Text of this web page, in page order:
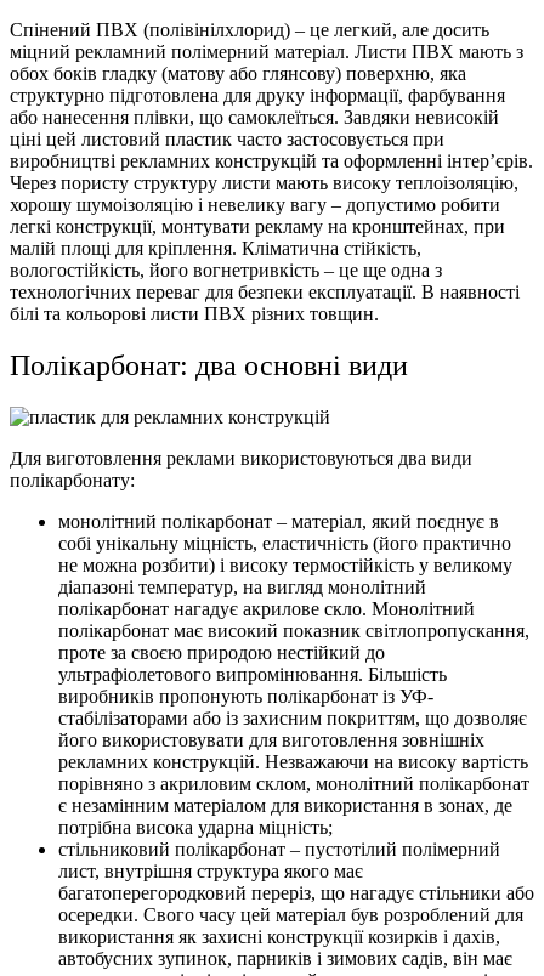
Спінений ПВХ (полівінілхлорид) – це легкий, але досить
міцний рекламний полімерний матеріал. Листи ПВХ мають з
обох боків гладку (матову або глянсову) поверхню, яка
структурно підготовлена ​​для друку інформації, фарбування
або нанесення плівки, що самоклеїться. Завдяки невисокій
ціні цей листовий пластик часто застосовується при
виробництві рекламних конструкцій та оформленні інтер’єрів.
Через пористу структуру листи мають високу теплоізоляцію,
хорошу шумоізоляцію і невелику вагу – допустимо робити
легкі конструкції, монтувати рекламу на кронштейнах, при
малій площі для кріплення. Кліматична стійкість,
вологостійкість, його вогнетривкість – це ще одна з
технологічних переваг для безпеки експлуатації. В наявності
білі та кольорові листи ПВХ різних товщин.
Полікарбонат: два основні види
Для виготовлення реклами використовуються два види
полікарбонату:
монолітний полікарбонат – матеріал, який поєднує в
собі унікальну міцність, еластичність (його практично
не можна розбити) і високу термостійкість у великому
діапазоні температур, на вигляд монолітний
полікарбонат нагадує акрилове скло. Монолітний
полікарбонат має високий показник світлопропускання,
проте за своєю природою нестійкий до
ультрафіолетового випромінювання. Більшість
виробників пропонують полікарбонат із УФ-
стабілізаторами або із захисним покриттям, що дозволяє
його використовувати для виготовлення зовнішніх
рекламних конструкцій. Незважаючи на високу вартість
порівняно з акриловим склом, монолітний полікарбонат
є незамінним матеріалом для використання в зонах, де
потрібна висока ударна міцність;
стільниковий полікарбонат – пустотілий полімерний
лист, внутрішня структура якого має
багатоперегородковий переріз, що нагадує стільники або
осередки. Свого часу цей матеріал був розроблений для
використання як захисні конструкції козирків і дахів,
автобусних зупинок, парників і зимових садів, він має